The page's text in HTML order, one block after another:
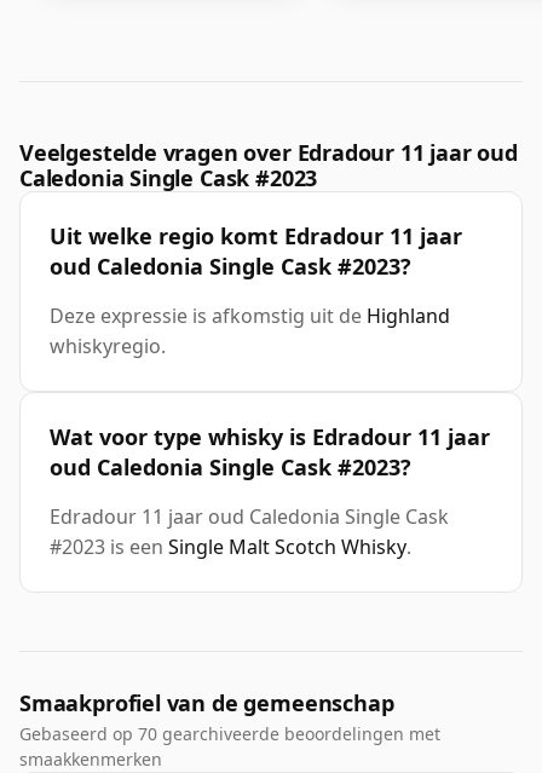
Veelgestelde vragen over Edradour 11 jaar oud
Caledonia Single Cask #2023
Uit welke regio komt Edradour 11 jaar
oud Caledonia Single Cask #2023?
Deze expressie is afkomstig uit de Highland
whiskyregio.
Wat voor type whisky is Edradour 11 jaar
oud Caledonia Single Cask #2023?
Edradour 11 jaar oud Caledonia Single Cask
#2023 is een Single Malt Scotch Whisky.
Smaakprofiel van de gemeenschap
Gebaseerd op 70 gearchiveerde beoordelingen met
smaakkenmerken